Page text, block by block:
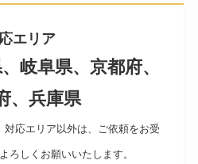
エリア
岐阜県、京都府、
、兵庫県
対応エリア以外は、ご依頼をお受
ろしくお願いいたします。